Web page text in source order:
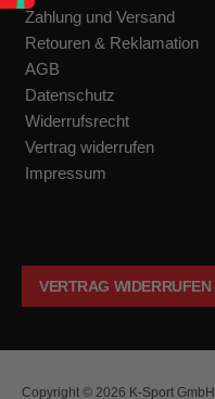
Zahlung und Versand
Retouren & Reklamation
AGB
Datenschutz
Widerrufsrecht
Vertrag widerrufen
Impressum
VERTRAG WIDERRUFEN
Copyright © 2026 K-Sport GmbH